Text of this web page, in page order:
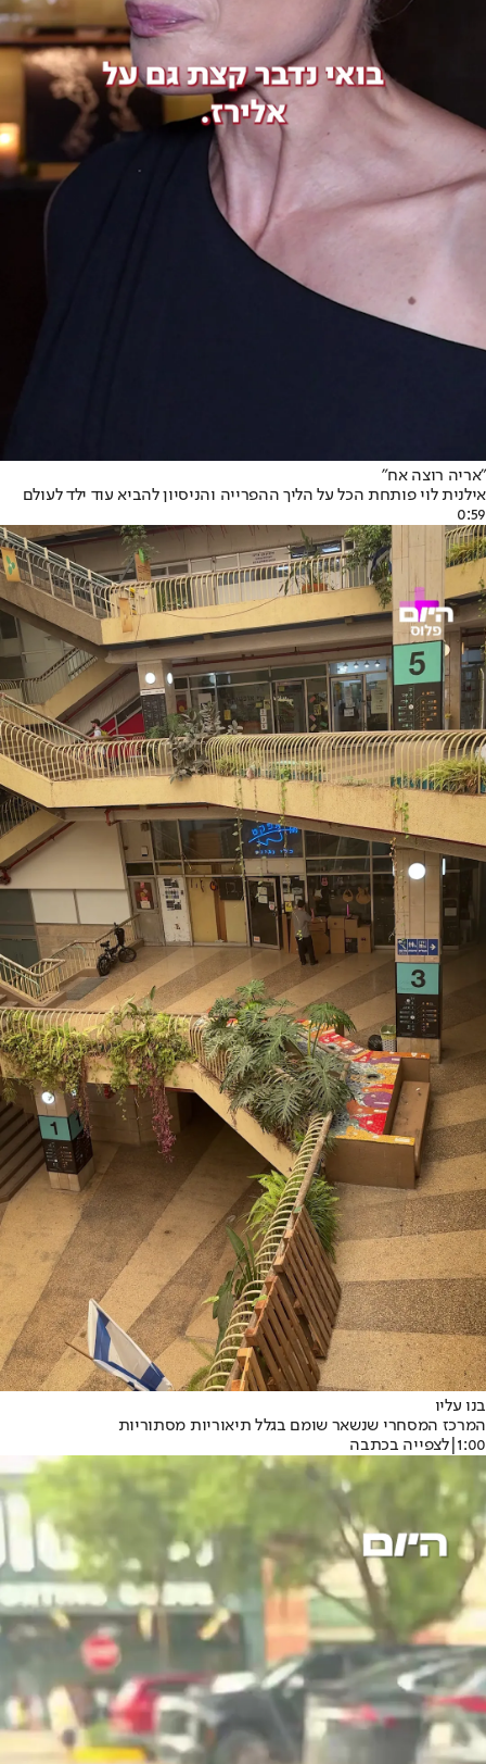
"אריה רוצה אח"
אילנית לוי פותחת הכל על הליך ההפרייה והניסיון להביא עוד ילד לעולם
0:59
בנו עליו
המרכז המסחרי שנשאר שומם בגלל תיאוריות מסתוריות
1:00
|לצפייה בכתבה